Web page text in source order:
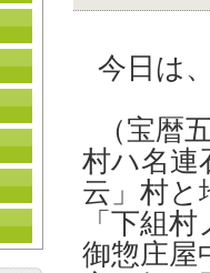
今日は
（宝暦
村ハ名連
云」村と
「下組
御惣庄屋